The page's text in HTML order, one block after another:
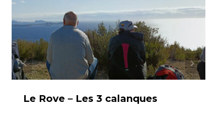
Le Rove – Les 3 calanques